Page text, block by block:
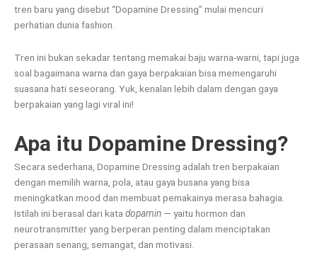
tren baru yang disebut “Dopamine Dressing” mulai mencuri
perhatian dunia fashion.
Tren ini bukan sekadar tentang memakai baju warna-warni, tapi juga
soal bagaimana warna dan gaya berpakaian bisa memengaruhi
suasana hati seseorang. Yuk, kenalan lebih dalam dengan gaya
berpakaian yang lagi viral ini!
Apa itu Dopamine Dressing?
Secara sederhana, Dopamine Dressing adalah tren berpakaian
dengan memilih warna, pola, atau gaya busana yang bisa
meningkatkan mood dan membuat pemakainya merasa bahagia.
Istilah ini berasal dari kata dopamin — yaitu hormon dan
neurotransmitter yang berperan penting dalam menciptakan
perasaan senang, semangat, dan motivasi.